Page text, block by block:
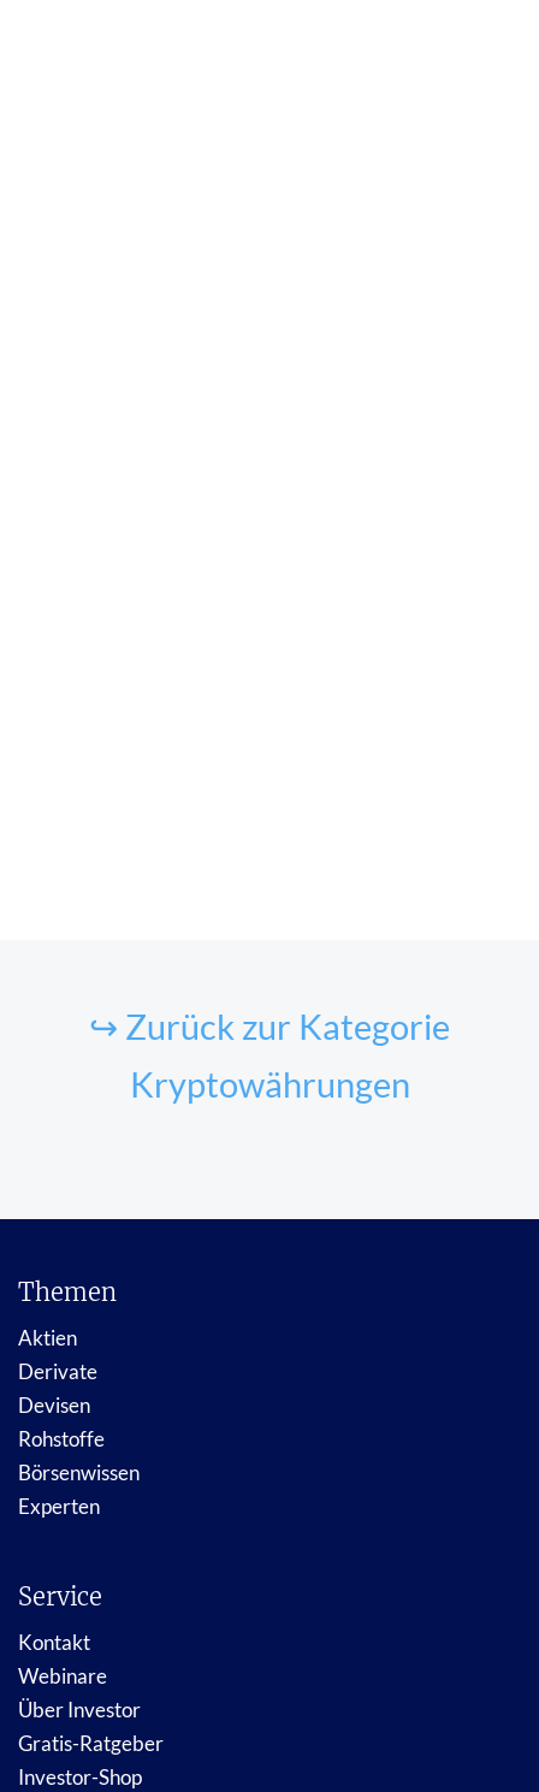
↪ Zurück zur Kategorie
Kryptowährungen
Themen
Aktien
Derivate
Devisen
Rohstoffe
Börsenwissen
Experten
Service
Kontakt
Webinare
Über Investor
Gratis-Ratgeber
Investor-Shop